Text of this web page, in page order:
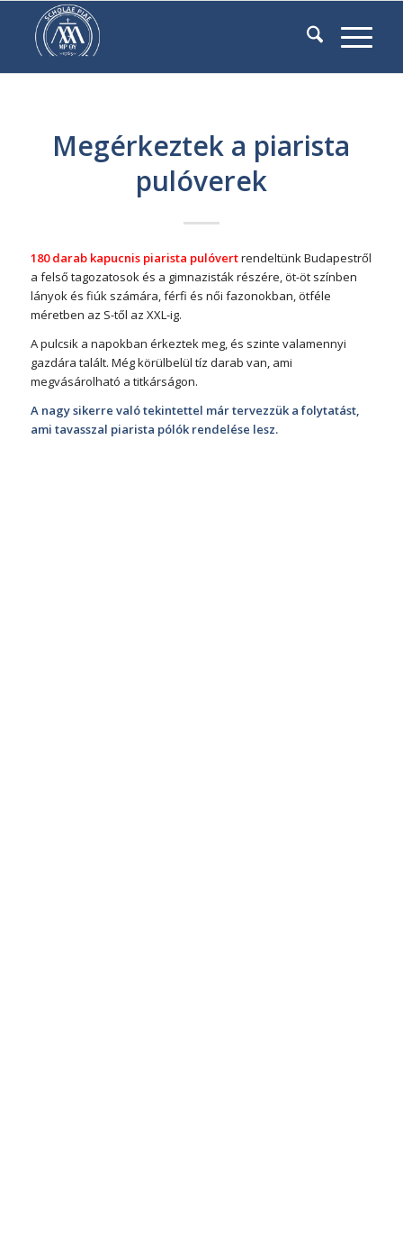
Megérkeztek a piarista
pulóverek
180 darab kapucnis piarista pulóvertrendeltünk Budapestről
a felső tagozatosok és a gimnazisták részére, öt-öt színben
lányok és fiúk számára, férfi és női fazonokban, ötféle
méretben az S-től az XXL-ig.
A pulcsik a napokban érkeztek meg, és szinte valamennyi
gazdára talált. Még körülbelül tíz darab van, ami
megvásárolható a titkárságon.
A nagy sikerre való tekintettel már tervezzük a folytatást,
ami tavasszal piarista pólók rendelése lesz.